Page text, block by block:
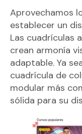
Aprovechamos
establecer un
Las cuadrículas
crean armonía
adaptable. Ya
cuadrícula de
modular más
sólida para su